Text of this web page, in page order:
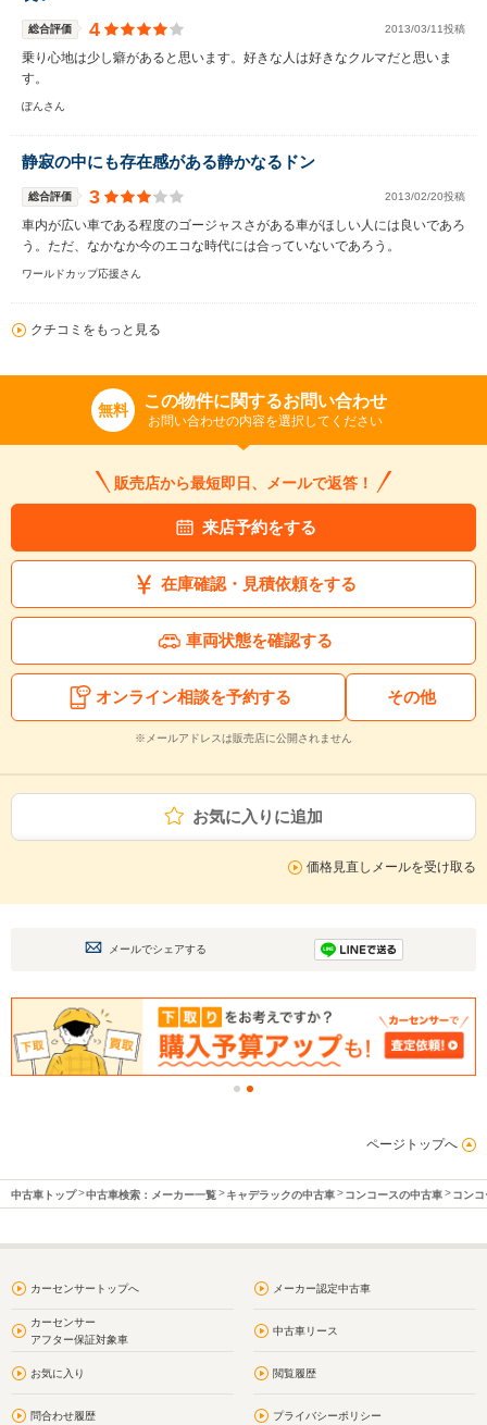
総合評価 4 2013/03/11投稿
乗り心地は少し癖があると思います。好きな人は好きなクルマだと思いま
す。
ぽんさん
静寂の中にも存在感がある静かなるドン
総合評価 3 2013/02/20投稿
車内が広い車である程度のゴージャスさがある車がほしい人には良いであろ
う。ただ、なかなか今のエコな時代には合っていないであろう。
ワールドカップ応援さん
クチコミをもっと見る
無料 この物件に関するお問い合わせ
お問い合わせの内容を選択してください
販売店から最短即日、メールで返答！
来店予約をする
在庫確認・見積依頼をする
車両状態を確認する
オンライン相談を予約する その他
※メールアドレスは販売店に公開されません
お気に入りに追加
価格見直しメールを受け取る
メールでシェアする
ページトップへ
中古車トップ 中古車検索：メーカー一覧 キャデラックの中古車 コンコースの中古車 コン
カーセンサートップへ メーカー認定中古車
カーセンサー
アフター保証対象車
中古車リース
お気に入り 閲覧履歴
問合わせ履歴 プライバシーポリシー